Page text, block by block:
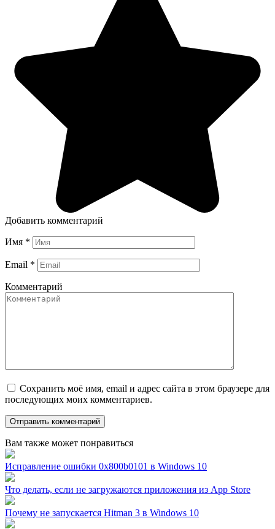
Добавить комментарий
Имя *
Email *
Комментарий
Сохранить моё имя, email и адрес сайта в этом браузере для
последующих моих комментариев.
Вам также может понравиться
Исправление ошибки 0x800b0101 в Windows 10
Что делать, если не загружаются приложения из App Store
Почему не запускается Hitman 3 в Windows 10